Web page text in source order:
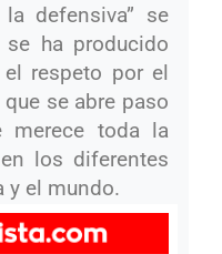
defensiva” se
ha producido
respeto por el
se abre paso
merece toda la
los diferentes
y el mundo.